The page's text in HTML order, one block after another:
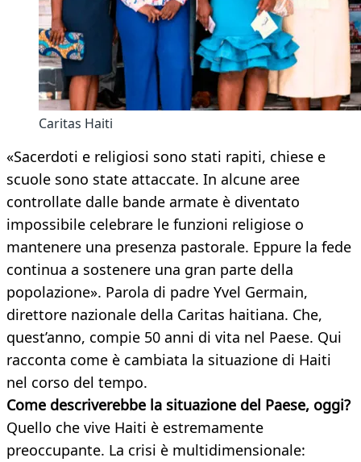
Caritas Haiti
«Sacerdoti e religiosi sono stati rapiti, chiese e
scuole sono state attaccate. In alcune aree
controllate dalle bande armate è diventato
impossibile celebrare le funzioni religiose o
mantenere una presenza pastorale. Eppure la fede
continua a sostenere una gran parte della
popolazione». Parola di padre Yvel Germain,
direttore nazionale della Caritas haitiana. Che,
quest’anno, compie 50 anni di vita nel Paese. Qui
racconta come è cambiata la situazione di Haiti
nel corso del tempo.
Come descriverebbe la situazione del Paese, oggi?
Quello che vive Haiti è estremamente
preoccupante. La crisi è multidimensionale: